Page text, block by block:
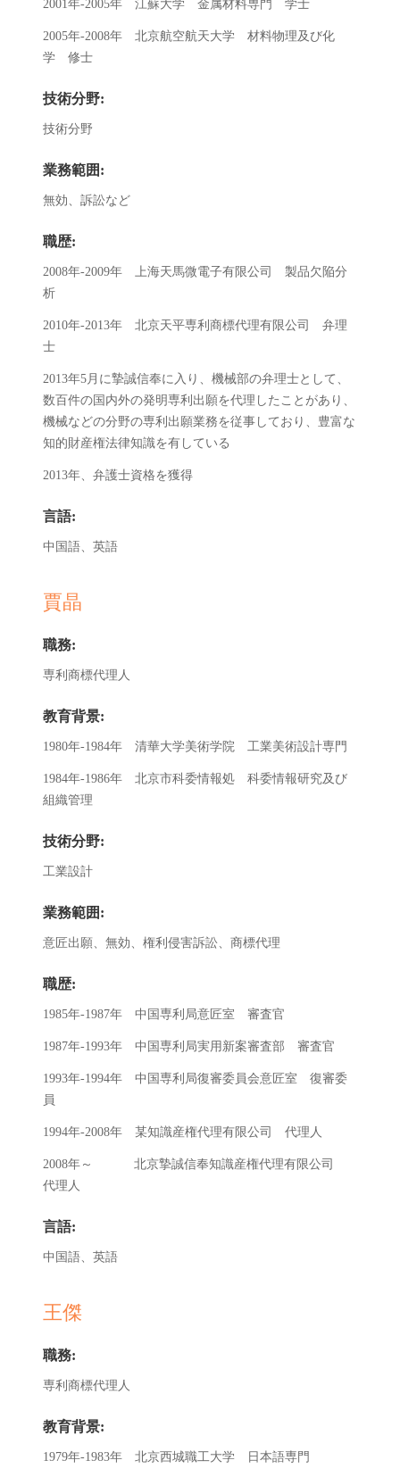
2001年-2005年 江蘇大学 金属材料専門 学士
2005年-2008年 北京航空航天大学 材料物理及び化
学 修士
技術分野:
技術分野
業務範囲:
無効、訴訟など
職歴:
2008年-2009年 上海天馬微電子有限公司 製品欠陥分
析
2010年-2013年 北京天平専利商標代理有限公司 弁理
士
2013年5月に摯誠信奉に入り、機械部の弁理士として、
数百件の国内外の発明専利出願を代理したことがあり、
機械などの分野の専利出願業務を従事しており、豊富な
知的財産権法律知識を有している
2013年、弁護士資格を獲得
言語:
中国語、英語
賈晶
職務:
専利商標代理人
教育背景:
1980年-1984年 清華大学美術学院 工業美術設計専門
1984年-1986年 北京市科委情報処 科委情報研究及び
組織管理
技術分野:
工業設計
業務範囲:
意匠出願、無効、権利侵害訴訟、商標代理
職歴:
1985年-1987年 中国専利局意匠室 審査官
1987年-1993年 中国専利局実用新案審査部 審査官
1993年-1994年 中国専利局復審委員会意匠室 復審委
員
1994年-2008年 某知識産権代理有限公司 代理人
2008年～ 北京摯誠信奉知識産権代理有限公司
代理人
言語:
中国語、英語
王傑
職務:
専利商標代理人
教育背景:
1979年-1983年 北京西城職工大学 日本語専門